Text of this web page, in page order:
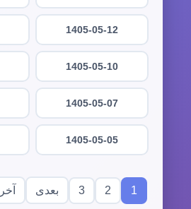
1405-05-12
1405-05-10
1405-05-07
1405-05-05
1
2
3 بعدی آخر